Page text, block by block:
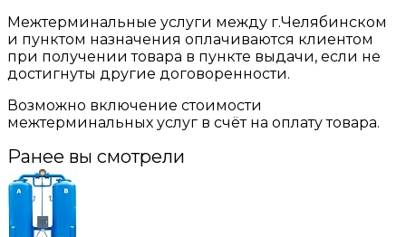
Межтерминальные услуги между г.Челябинском
и пунктом назначения оплачиваются клиентом
при получении товара в пункте выдачи, если не
достигнуты другие договоренности.
Возможно включение стоимости
межтерминальных услуг в счёт на оплату товара.
Ранее вы смотрели